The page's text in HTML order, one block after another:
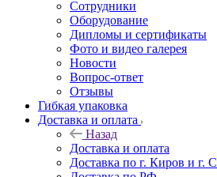
Сотрудники
Оборудование
Дипломы и сертификаты
Фото и видео галерея
Новости
Вопрос-ответ
Отзывы
Гибкая упаковка
Доставка и оплата
Назад
Доставка и оплата
Доставка по г. Киров и г.